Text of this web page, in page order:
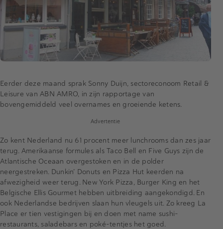
Eerder deze maand sprak Sonny Duijn, sectoreconoom Retail &
Leisure van ABN AMRO, in zijn rapportage van
bovengemiddeld veel overnames en groeiende ketens.
Advertentie
Zo kent Nederland nu 61 procent meer lunchrooms dan zes jaar
terug. Amerikaanse formules als Taco Bell en Five Guys zijn de
Atlantische Oceaan overgestoken en in de polder
neergestreken. Dunkin’ Donuts en Pizza Hut keerden na
afwezigheid weer terug. New York Pizza, Burger King en het
Belgische Ellis Gourmet hebben uitbreiding aangekondigd. En
ook Nederlandse bedrijven slaan hun vleugels uit. Zo kreeg La
Place er tien vestigingen bij en doen met name sushi-
restaurants, saladebars en poké-tentjes het goed.